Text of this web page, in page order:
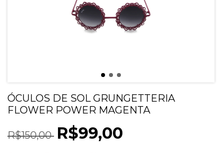
ÓCULOS DE SOL GRUNGETTERIA
FLOWER POWER MAGENTA
R$150,00 R$99,00